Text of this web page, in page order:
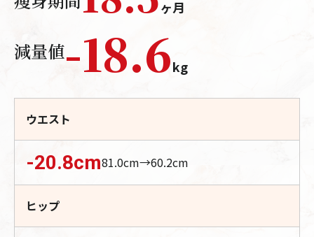
ヶ月
減量値-18.6kg
ウエスト
-20.8cm81.0cm→60.2cm
ヒップ